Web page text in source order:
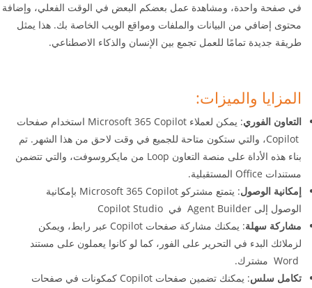
في صفحة واحدة، ومشاهدة عمل بعضكم البعض في الوقت الفعلي، وإضافة
محتوى إضافي من البيانات والملفات ومواقع الويب الخاصة بك. هذا يمثل
طريقة جديدة تمامًا للعمل تجمع بين الإنسان والذكاء الاصطناعي.
المزايا والميزات:
التعاون الفوري
: يمكن لعملاء Microsoft 365 Copilot استخدام صفحات
Copilot، والتي ستكون متاحة للجميع في وقت لاحق من هذا الشهر. تم
بناء هذه الأداة على منصة التعاون Loop من مايكروسوفت، والتي تتضمن
مستندات Office المستقبلية.
إمكانية الوصول
: يتمتع مشتركو Microsoft 365 Copilot بإمكانية
الوصول إلى Agent Builder في Copilot Studio
مشاركة سهلة
: يمكنك مشاركة صفحات Copilot عبر رابط، ويمكن
لزملائك البدء في التحرير على الفور، كما لو كانوا يعملون على مستند
تكامل سلس
: يمكنك تضمين صفحات Copilot كمكونات في صفحات